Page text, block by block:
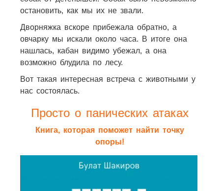
остановить, как мы их не звали.
Дворняжка вскоре прибежала обратно, а
овчарку мы искали около часа. В итоге она
нашлась, кабан видимо убежал, а она
возможно блудила по лесу.
Вот такая интересная встреча с животными у
нас состоялась.
Просто о панических атаках
Книга, которая поможет найти точку
опоры!